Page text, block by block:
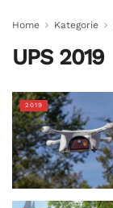
Home Kategorie
UPS 2019
2019